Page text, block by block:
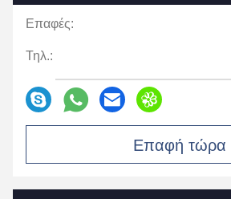
Επαφές:
Τηλ.:
Επαφή τώρα